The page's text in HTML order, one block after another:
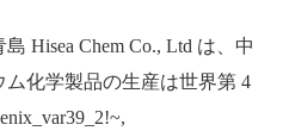
Hisea Chem Co., Ltd は、中
化学製品の生産は世界第 4
,